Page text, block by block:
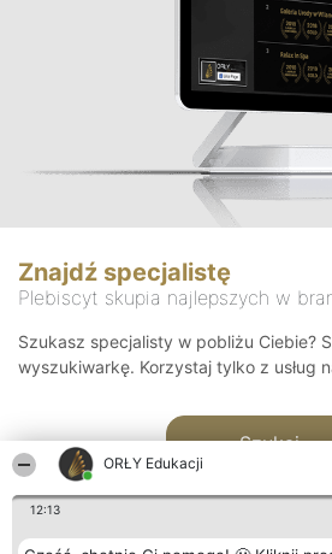
ORŁY Edukacji
12:13
Znajdź specjalistę
Plebiscyt skupia najlepszych w
Szukasz specjalisty w pobliżu Ciebie?
wyszukiwarkę. Korzystaj tylko z usług
Szukaj